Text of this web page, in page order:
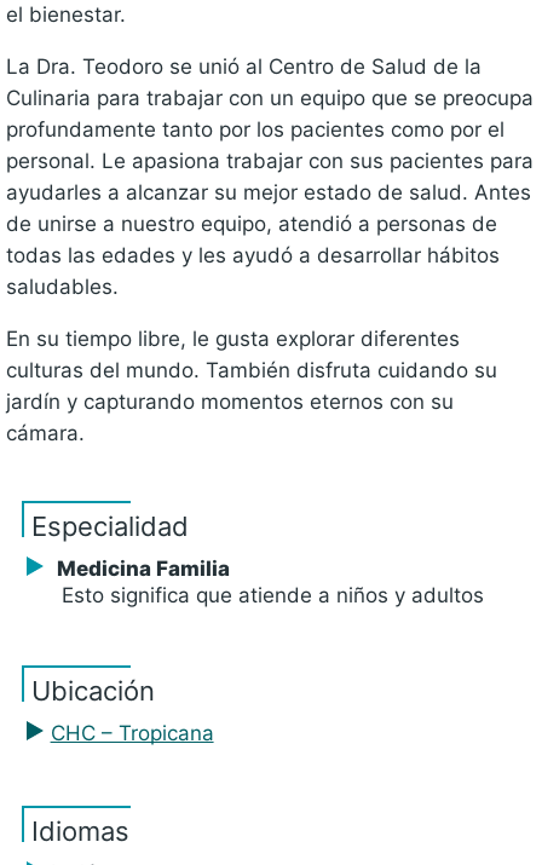
el bienestar.
La Dra. Teodoro se unió al Centro de Salud de la
Culinaria para trabajar con un equipo que se preocupa
profundamente tanto por los pacientes como por el
personal. Le apasiona trabajar con sus pacientes para
ayudarles a alcanzar su mejor estado de salud. Antes
de unirse a nuestro equipo, atendió a personas de
todas las edades y les ayudó a desarrollar hábitos
saludables.
En su tiempo libre, le gusta explorar diferentes
culturas del mundo. También disfruta cuidando su
jardín y capturando momentos eternos con su
cámara.
Especialidad
Medicina Familia
Esto significa que atiende a niños y adultos
Ubicación
CHC – Tropicana
Idiomas